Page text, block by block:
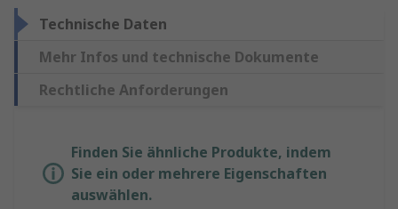
Technische Daten
Mehr Infos und technische Dokumente
Rechtliche Anforderungen
Finden Sie ähnliche Produkte, indem
Sie ein oder mehrere Eigenschaften
auswählen.